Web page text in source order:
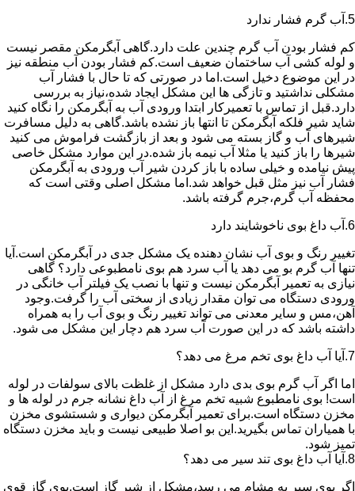
5.آب گرم فشار ندارد
کم فشار بودن آب گرم چندین علت دارد.گاهی آبگرمکن مقصر نیست
و لوله کشی آب ساختمان ضعیف است.کم فشار بودن آب منطقه نیز
در این موضوع دخیل است.اما در صورتی که تا حال با فشار آب
مشکلی نداشتید و تازگی ها این مشکل ایجاد شده،نیاز به بررسی
دارد.قبل از تماس با تعمیرکار ابتدا ورودی آب به آبگرمکن را نگاه کنید
شاید شیر فلکه آبگرمکن تا انتها باز نشده باشد.گاهی به دلیل مسافرت
شیرهای آب و گاز بسته می شود و بعد از بازگشت فراموش می کنید
شیرها را باز کنید یا مثلا آب نیمه باز شده.در این موارد مشکل خاصی
پیش نیامده و خیلی ساده با باز کردن شیر آب ورودی به آبگرمکن
فشار آب نیز مثل قبل خواهد شد.اما مشکل اصلی وقتی است که
محفظه آب گرم،جرم گرفته باشد.
6.آب داغ بوی ناخوشایند دارد
تغییر رنگ و بوی آب نشان دهنده یک مشکل جدی در آبگرمکن است.آیا
تنها آب گرم بو می دهد یا آب سرد هم بوی نامطبوعی دارد؟ گاهی
نیازی به تعمیر آبگرمکن نیست و تنها با نصب یک فیلتر آب خانگی در
ورودی دستگاه می توان مقدار زیادی از سختی آب را گرفت.وجود
آهن،مس و سایر معدنی می تواند تغییر رنگ و بوی آب را به همراه
داشته باشد که در این صورت آب سرد هم دچار این مشکل می شود.
7.آیا آب داغ بوی تخم مرغ می دهد؟
اما اگر آب گرم بوی بدی دارد مشکل از غلظت بالای سولفات در لوله
است! بوی نامطبوع شبیه تخم مرغ از آب داغ نشانه جرم در لوله ها و
مخزن دستگاه است.برای تعمیر آبگرمکن دیواری و شستشوی مخزن
با همیاران تماس بگیرید.این بو اصلا طبیعی نیست و باید مخزن دستگاه
تمیز شود.
8.آیا آب داغ بوی تند سیر می دهد؟
اگر بوی سیر به مشام می رسد،مشکل از شیر گاز است.بوی گاز قوی